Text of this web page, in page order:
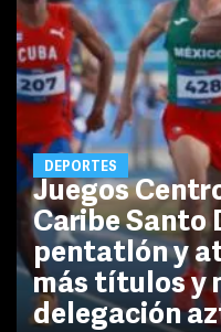
DEPORTES
Juegos
Caribe Santo
pentatlón y
más títulos y
delegación